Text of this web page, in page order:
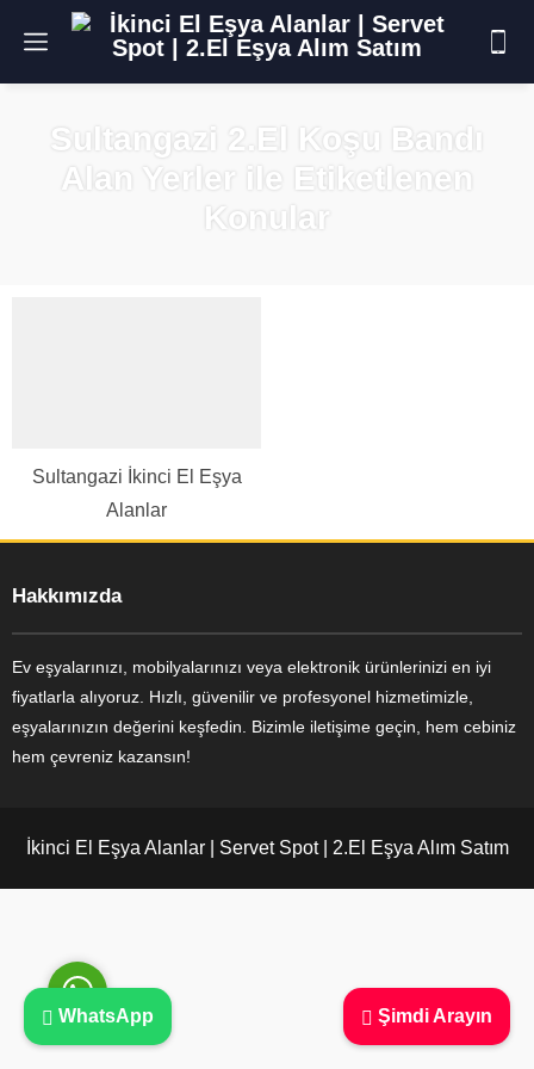
Sultangazi 2.El Koşu Bandı
Alan Yerler ile Etiketlenen
Konular
Sultangazi İkinci El Eşya
Alanlar
Hakkımızda
Ev eşyalarınızı, mobilyalarınızı veya elektronik ürünlerinizi en iyi
fiyatlarla alıyoruz. Hızlı, güvenilir ve profesyonel hizmetimizle,
eşyalarınızın değerini keşfedin. Bizimle iletişime geçin, hem cebiniz
hem çevreniz kazansın!
İkinci El Eşya Alanlar | Servet Spot | 2.El Eşya Alım Satım
Ayşe Yılmaz
Şimdi Arayın
WhatsApp